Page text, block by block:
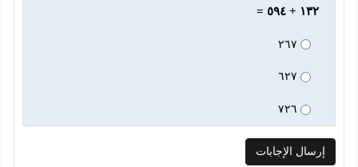
١٣٢ + ٥٩٤ =
٢٦٧
٦٢٧
٧٢٦